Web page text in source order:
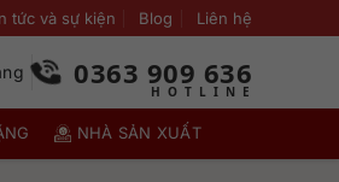
tức và sự kiện Blog Liên hệ
0363 909 636
NHÀ SẢN XUẤT